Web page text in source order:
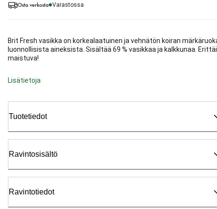
Osta verkosta Varastossa
Brit Fresh vasikka on korkealaatuinen ja vehnätön koiran
luonnollisista aineksista. Sisältää 69 % vasikkaa ja kalkkunaa.
maistuva!
Lisätietoja
Tuotetiedot
Ravintosisältö
Ravintotiedot